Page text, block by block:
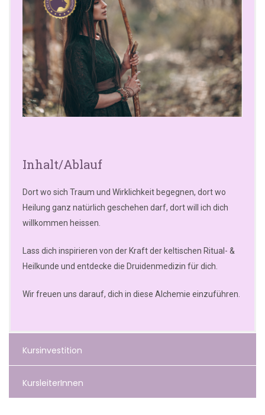
Inhalt/Ablauf
Dort wo sich Traum und Wirklichkeit begegnen, dort wo
Heilung ganz natürlich geschehen darf, dort will ich dich
willkommen heissen.
Lass dich inspirieren von der Kraft der keltischen Ritual- &
Heilkunde und entdecke die Druidenmedizin für dich.
Wir freuen uns darauf, dich in diese Alchemie einzuführen.
Kursinvestition
KursleiterInnen